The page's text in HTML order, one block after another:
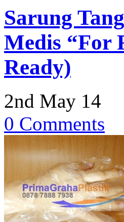
Sarung
Medis “For
Ready)
2nd May 14
0 Comments